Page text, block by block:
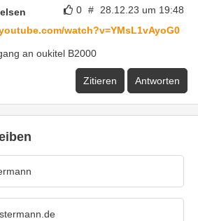
0 # 28.12.23 um 19:48
watch?v=YMsL1vAyoG0
an oukitel B2000
Zitieren Antworten